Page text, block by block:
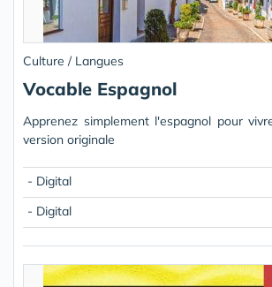
Culture / Langues
Vocable Espagnol
Apprenez simplement l'espagnol pour
version originale
- Digital
- Digital